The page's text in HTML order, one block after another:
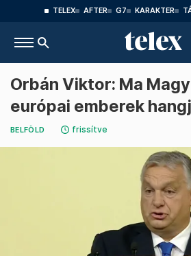
TELEX AFTER G7 KARAKTER
Orbán Viktor: Ma
európai emberek
BELFÖLD frissítve